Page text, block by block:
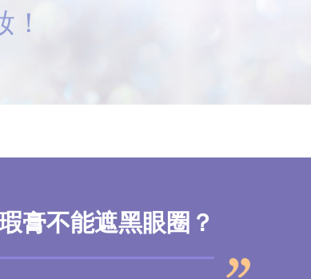
膏不能遮黑眼圈？